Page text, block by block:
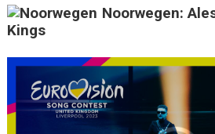
Noorwegen:
Kings